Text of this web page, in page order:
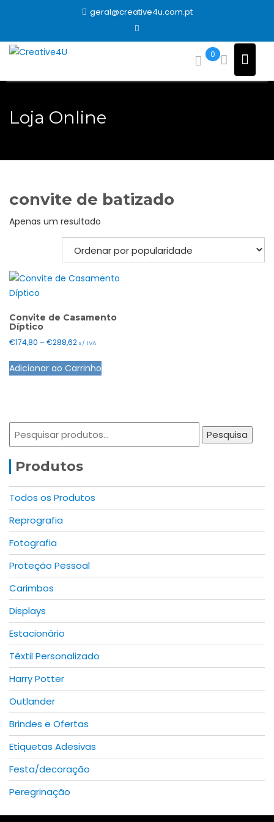
geral@creative4u.com.pt
0
Loja Online
convite de batizado
Apenas um resultado
Convite de Casamento
Díptico
€174,80 –€288,62Price
€174,80
s/ IVA
Adicionar ao Carrinho
This
product
The
options
chosen
product
Pesquisar
Pesquisa
Produtos
Todos os Produtos
Reprografia
Fotografia
Proteção Pessoal
Carimbos
Displays
Estacionário
Têxtil Personalizado
Harry Potter
Outlander
Brindes e Ofertas
Etiquetas Adesivas
Festa/decoração
Peregrinação